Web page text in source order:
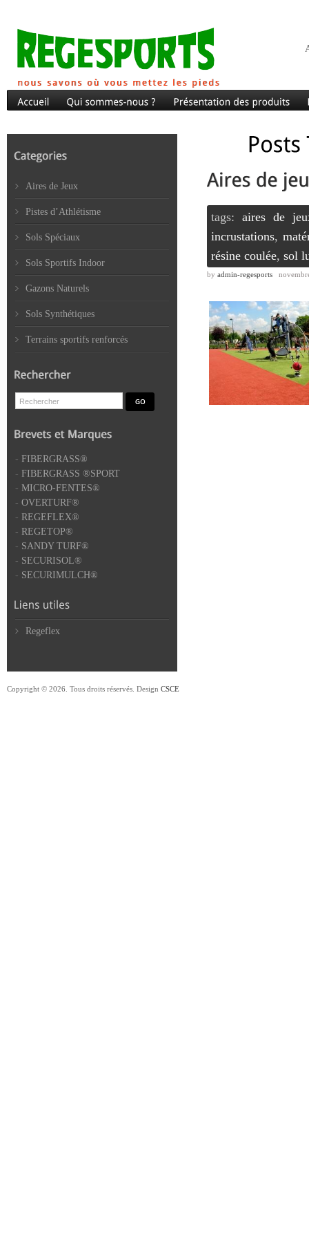
tags: aires de
incrustations,
résine coulée, sol
by admin-regesports
Aires de Jeux
Pistes d’Athlétisme
Sols Spéciaux
Sols Sportifs Indoor
Gazons Naturels
Sols Synthétiques
Terrains sportifs renforcés
- FIBERGRASS®
- FIBERGRASS ®SPORT
- MICRO-FENTES®
- OVERTURF®
- REGEFLEX®
- REGETOP®
- SANDY TURF®
- SECURISOL®
- SECURIMULCH®
Regeflex
Copyright © 2026. Tous droits réservés. Design CSCE